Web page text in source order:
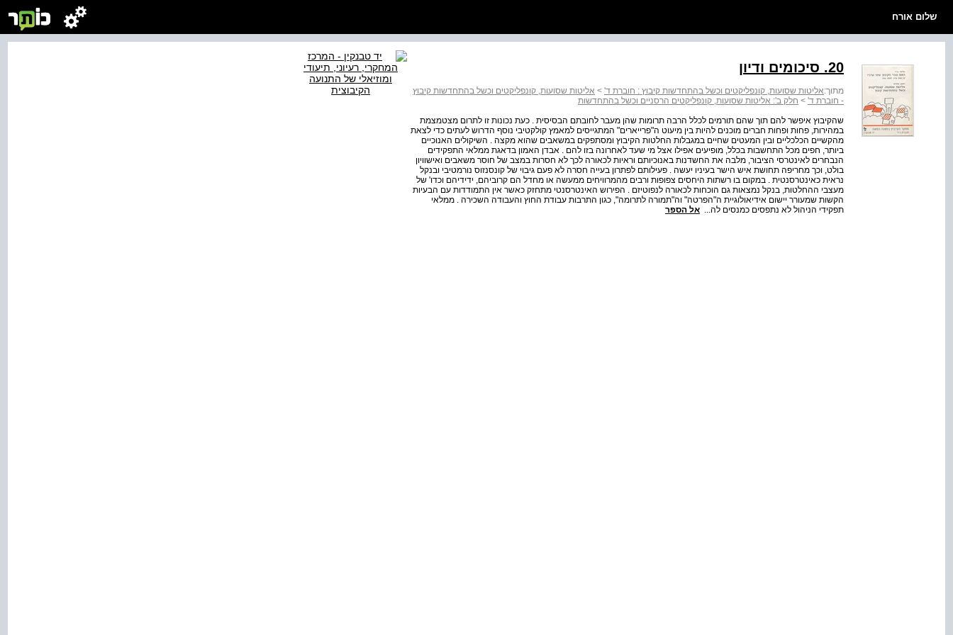
שלום אורח
20. סיכומים ודיון
מתוך:אליטות שסועות, קונפליקטים וכשל בהתחדשות קיבוץ : חוברת ד' > אליטות שסועות, קונפליקטים וכשל בהתחדשות קיבוץ
- חוברת ד' > חלק ב': אליטות שסועות, קונפליקטים הרסניים וכשל בהתחדשות
שהקיבוץ איפשר להם תוך שהם תורמים לכלל הרבה תרומות שהן מעבר לחובתם הבסיסית . כעת נכונות זו לתרום מצטמצמת
במהירות, פחות ופחות חברים מוכנים להיות בין מיעוט ה"פרייארים" המתגייסים למאמץ קולקטיבי נוסף הדרוש לעתים כדי לצאת
מהקשיים הכלכליים ובין המעטים שחיים במגבלות החלטות הקיבוץ ומסתפקים במשאבים שהוא מקצה . השיקולים האנוכיים
ביותר, חפים מכל התחשבות בכלל, מופיעים אפילו אצל מי שעד לאחרונה בזו להם . אבדן האמון בדאגת ממלאי התפקידים
הנבחרים לאינטרסי הציבור, מלבה את החשדנות באנוכיותם וראיות לכאורה לכך לא חסרות במצב של חוסר משאבים ואי­שוויון
בולט, וכך מחריפה תחושת איש הישר בעיניו יעשה . פעילותם לפתרון בעייה חסרה לא פעם גיבוי של קונסנזוס נורמטיבי ובנקל
נראית כאינטרסנטית . במקום בו רשתות היחסים צפופות ורבים מהמרוויחים ממעשה או מחדל הם קרוביהם, ידידיהם וכדו' של
מעצבי ההחלטות, בנקל נמצאות גם הוכחות לכאורה לנפוטיזם . הפירוש האינטרסנטי מתחזק כאשר אין התמודדות עם הבעיות
הקשות שמעורר יישום אידיאולוגיית ה"הפרטה" וה"תמורה לתרומה", כגון התרבות עבודת החוץ והעבודה השכירה . ממלאי
תפקידי הניהול לא נתפסים כמנסים לה... אל הספר